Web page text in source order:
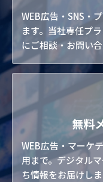
WEB広告・SNS・
ます。当社専任プ
にご相談・お問い
無料
WEB広告・マーケ
用まで。デジタル
ち情報をお届けし